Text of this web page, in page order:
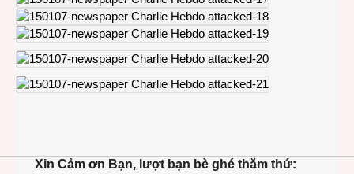
Xin Cảm ơn Bạn, lượt bạn bè ghé thăm thứ: